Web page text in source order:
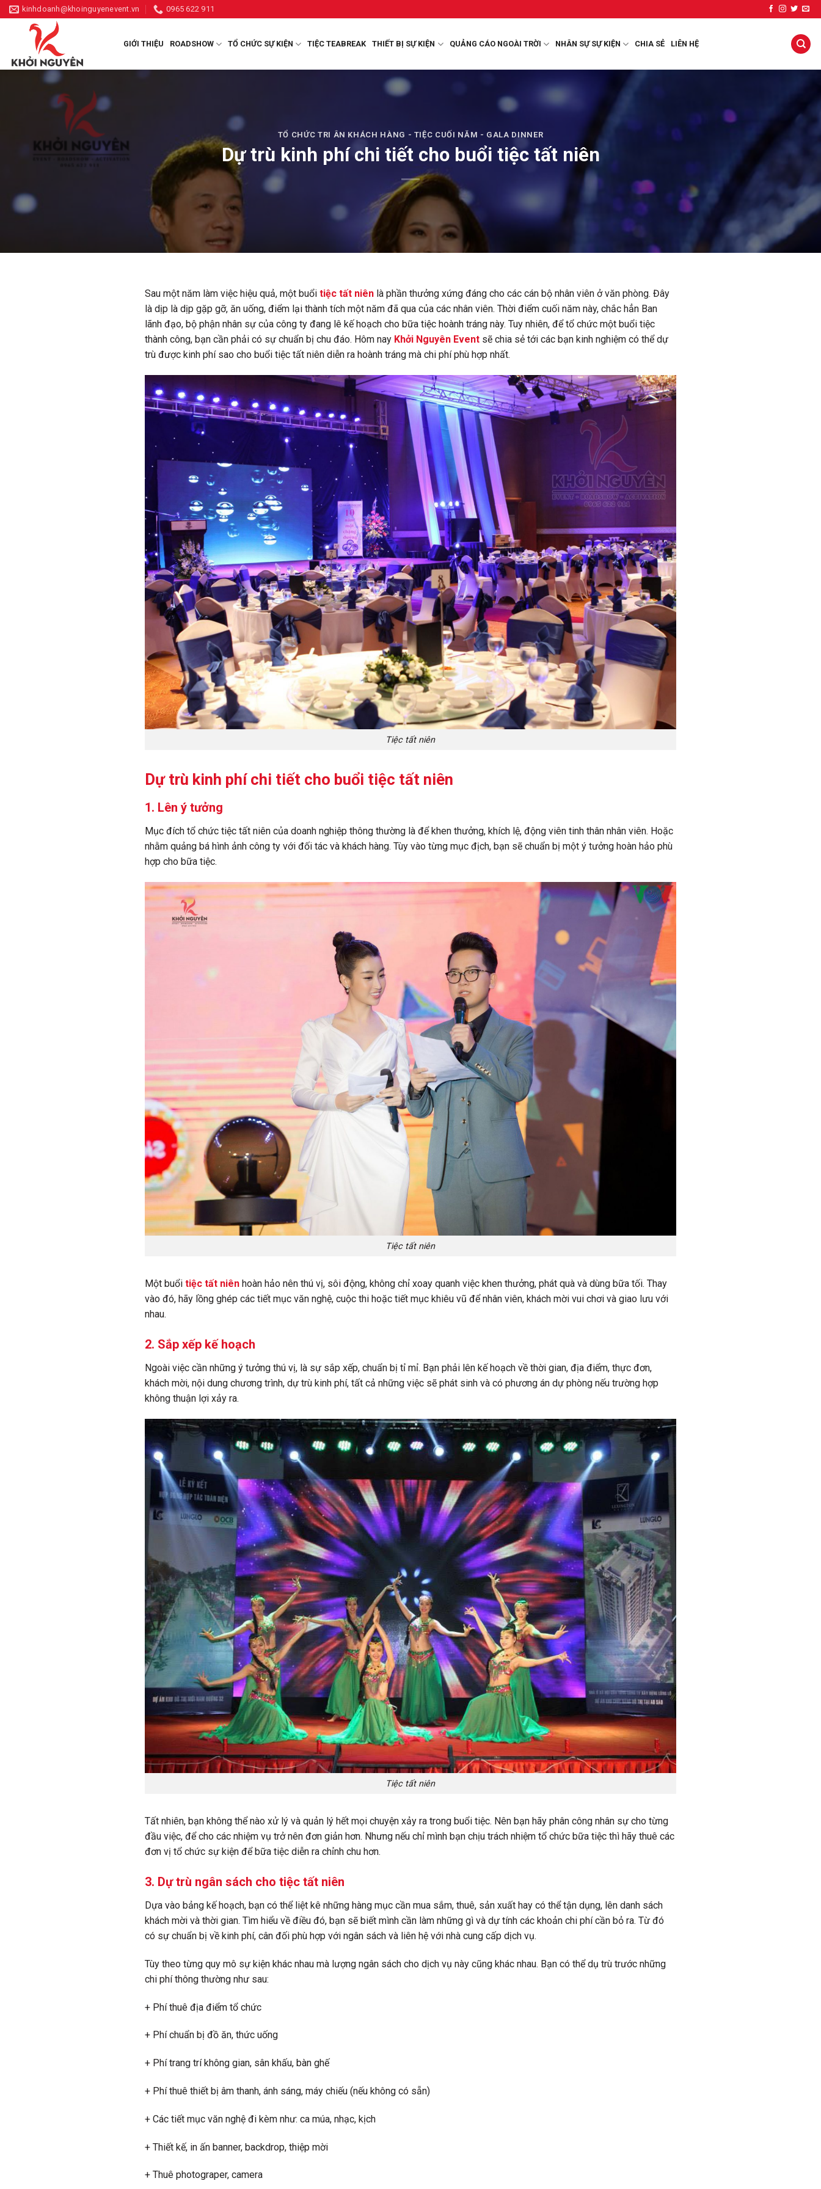
Skip
to
kinhdoanh@khoinguyenevent.vn 0965 622 911
GIỚI THIỆU ROADSHOW TỔ CHỨC SỰ KIỆN TIỆC TEABREAK THIẾT BỊ SỰ KIỆN QUẢNG CÁO NGOÀI TRỜI NHÂN SỰ SỰ KIỆN CHIA SẺ LIÊN HỆ
TỔ CHỨC TRI ÂN KHÁCH HÀNG - TIỆC CUỐI NĂM - GALA DINNER
Dự trù kinh phí chi tiết cho buổi tiệc tất niên
Sau một năm làm việc hiệu quả, một buổi tiệc tất niên là phần thưởng xứng đáng cho các cán bộ nhân viên ở văn phòng. Đây
là dịp là dịp gặp gỡ, ăn uống, điểm lại thành tích một năm đã qua của các nhân viên. Thời điểm cuối năm này, chắc hẳn Ban
lãnh đạo, bộ phận nhân sự của công ty đang lê kế hoạch cho bữa tiệc hoành tráng này. Tuy nhiên, để tổ chức một buổi tiệc
thành công, bạn cần phải có sự chuẩn bị chu đáo. Hôm nay Khởi Nguyên Event sẽ chia sẻ tới các bạn kinh nghiệm có thể dự
trù được kinh phí sao cho buổi tiệc tất niên diễn ra hoành tráng mà chi phí phù hợp nhất.
Tiệc tất niên
Dự trù kinh phí chi tiết cho buổi tiệc tất niên
1. Lên ý tưởng
Mục đích tổ chức tiệc tất niên của doanh nghiệp thông thường là để khen thưởng, khích lệ, động viên tinh thân nhân viên. Hoặc
nhằm quảng bá hình ảnh công ty với đối tác và khách hàng. Tùy vào từng mục địch, bạn sẽ chuẩn bị một ý tưởng hoàn hảo phù
hợp cho bữa tiệc.
Tiệc tất niên
Một buổi tiệc tất niên hoàn hảo nên thú vị, sôi động, không chỉ xoay quanh việc khen thưởng, phát quà và dùng bữa tối. Thay
vào đó, hãy lồng ghép các tiết mục văn nghệ, cuộc thi hoặc tiết mục khiêu vũ để nhân viên, khách mời vui chơi và giao lưu với
nhau.
2. Sắp xếp kế hoạch
Ngoài việc cần những ý tưởng thú vị, là sự sắp xếp, chuẩn bị tỉ mỉ. Bạn phải lên kế hoạch về thời gian, địa điểm, thực đơn,
khách mời, nội dung chương trình, dự trù kinh phí, tất cả những việc sẽ phát sinh và có phương án dự phòng nếu trường hợp
không thuận lợi xảy ra.
Tiệc tất niên
Tất nhiên, bạn không thể nào xử lý và quản lý hết mọi chuyện xảy ra trong buổi tiệc. Nên bạn hãy phân công nhân sự cho từng
đầu việc, để cho các nhiệm vụ trở nên đơn giản hơn. Nhưng nếu chỉ mình bạn chịu trách nhiệm tổ chức bữa tiệc thì hãy thuê các
đơn vị tổ chức sự kiện để bữa tiệc diễn ra chỉnh chu hơn.
3. Dự trù ngân sách cho tiệc tất niên
Dựa vào bảng kế hoạch, bạn có thể liệt kê những hàng mục cần mua sắm, thuê, sản xuất hay có thể tận dụng, lên danh sách
khách mời và thời gian. Tìm hiểu về điều đó, bạn sẽ biết mình cần làm những gì và dự tính các khoản chi phí cần bỏ ra. Từ đó
có sự chuẩn bị về kinh phí, cân đối phù hợp với ngân sách và liên hệ với nhà cung cấp dịch vụ.
Tùy theo từng quy mô sự kiện khác nhau mà lượng ngân sách cho dịch vụ này cũng khác nhau. Bạn có thể dụ trù trước những
chi phí thông thường như sau:
+ Phí thuê địa điểm tổ chức
+ Phí chuẩn bị đồ ăn, thức uống
+ Phí trang trí không gian, sân khấu, bàn ghế
+ Phí thuê thiết bị âm thanh, ánh sáng, máy chiếu (nếu không có sẵn)
+ Các tiết mục văn nghệ đi kèm như: ca múa, nhạc, kịch
+ Thiết kế, in ấn banner, backdrop, thiệp mời
+ Thuê photograper, camera